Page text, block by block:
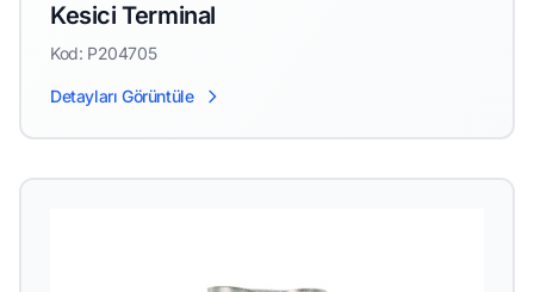
Kesici Terminal
Kod: P204705
Detayları Görüntüle